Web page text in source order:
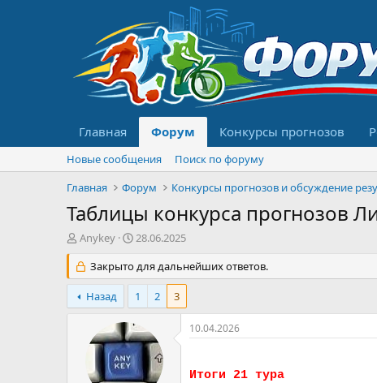
Главная Форум Конкурсы прогнозов
Новые сообщения
Поиск по форуму
Главная
Форум
Таблицы конкурса прогнозов
А
т
о
р
т
Anykey
Д
т
а
н
а
ч
а
л
а
28.06.2025
Закрыто для дальнейших ответов.
Назад 1 2 3
10.04.2026
Итоги 21 тура